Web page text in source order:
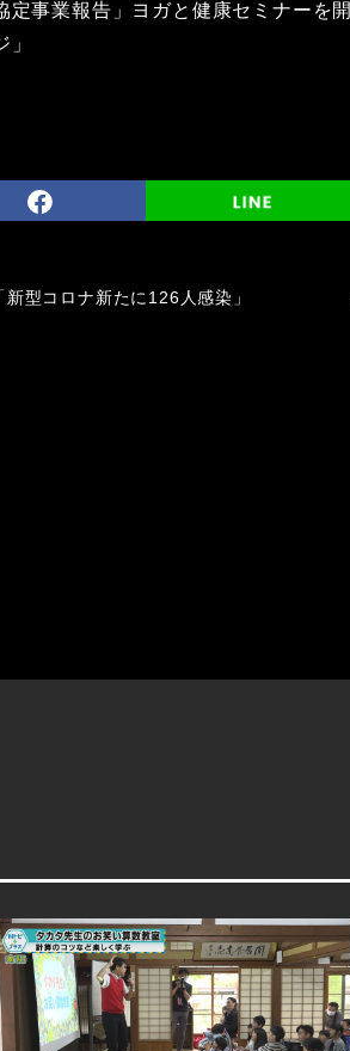
事業報告」ヨガと健康セミナーを開
「新型コロナ新たに126人感染」